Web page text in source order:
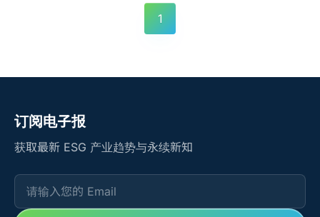
1
订阅电子报
获取最新 ESG 产业趋势与永续新知
请输入您的 Email